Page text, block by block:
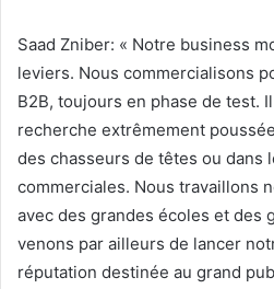
Saad Zniber: « Notre business
leviers. Nous commercialisons
B2B, toujours en phase de test. Il
recherche extrêmement
des chasseurs de têtes ou dans
commerciales. Nous travaillons
avec des grandes écoles et des
venons par ailleurs de lancer
réputation destinée au grand